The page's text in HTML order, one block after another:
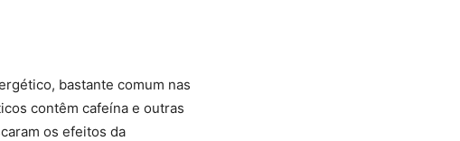
bastante comum nas
contêm cafeína e outras
os efeitos da